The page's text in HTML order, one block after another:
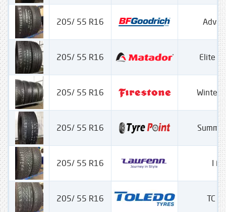
205/ 55 R16
205/ 55 R16 Elite 3
205/ 55 R16
205/ 55 R16
205/ 55 R16 I
205/ 55 R16 TC